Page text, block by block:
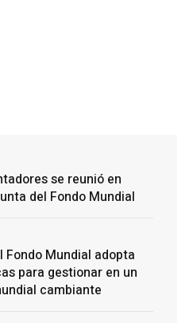
se reunió en
del Fondo Mundial
Mundial adopta
para gestionar en un
cambiante